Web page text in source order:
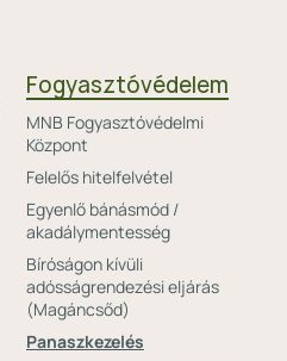
Fogyasztóvédelem
MNB Fogyasztóvédelmi
Központ
Felelős hitelfelvétel
Egyenlő bánásmód /
akadálymentesség
Bíróságon kívüli
adósságrendezési eljárás
(Magáncsőd)
Panaszkezelés